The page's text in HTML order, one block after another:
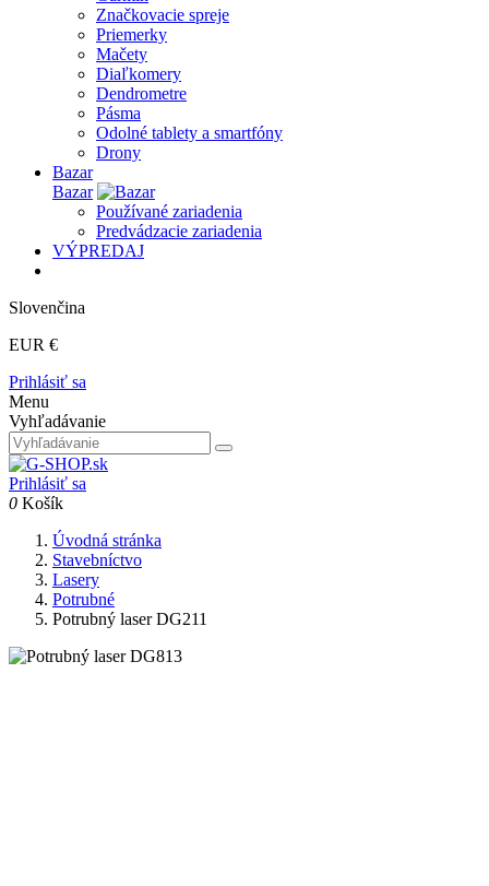
Značkovacie spreje
Priemerky
Mačety
Diaľkomery
Dendrometre
Pásma
Odolné tablety a smartfóny
Drony
Bazar
Bazar
Používané zariadenia
Predvádzacie zariadenia
VÝPREDAJ
Slovenčina
EUR €
Prihlásiť sa
Menu
Vyhľadávanie
Prihlásiť sa
0 Košík
Úvodná stránka
Stavebníctvo
Lasery
Potrubné
Potrubný laser DG211